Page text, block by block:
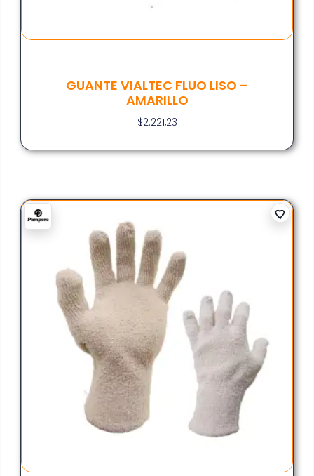
GUANTE VIALTEC FLUO LISO –
AMARILLO
$2.221,23